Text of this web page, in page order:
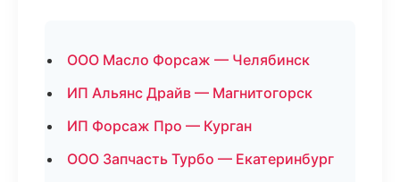
ООО Масло Форсаж — Челябинск
ИП Альянс Драйв — Магнитогорск
ИП Форсаж Про — Курган
ООО Запчасть Турбо — Екатеринбург